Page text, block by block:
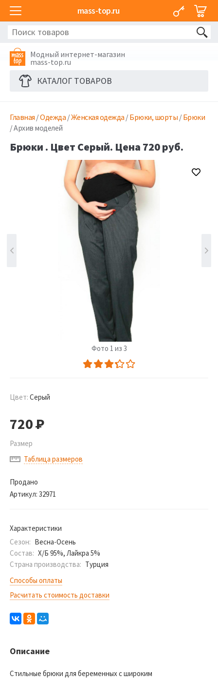
mass-top.ru
Модный интернет-магазин
mass-top.ru
КАТАЛОГ ТОВАРОВ
Главная /Одежда /Женская одежда /Брюки, шорты /Брюки
/ Архив моделей
Брюки . Цвет Серый. Цена 720 руб.
Фото 1 из 3
Цвет: Серый
720Р
Размер
Таблица размеров
Продано
Артикул: 32971
Характеристики
Сезон: Весна-Осень
Состав: Х/Б 95%, Лайкра 5%
Страна производства: Турция
Способы оплаты
Расчитать стоимость доставки
Описание
Стильные брюки для беременных с широким